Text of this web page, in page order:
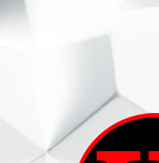
ВИННЫЙ СКЛАД